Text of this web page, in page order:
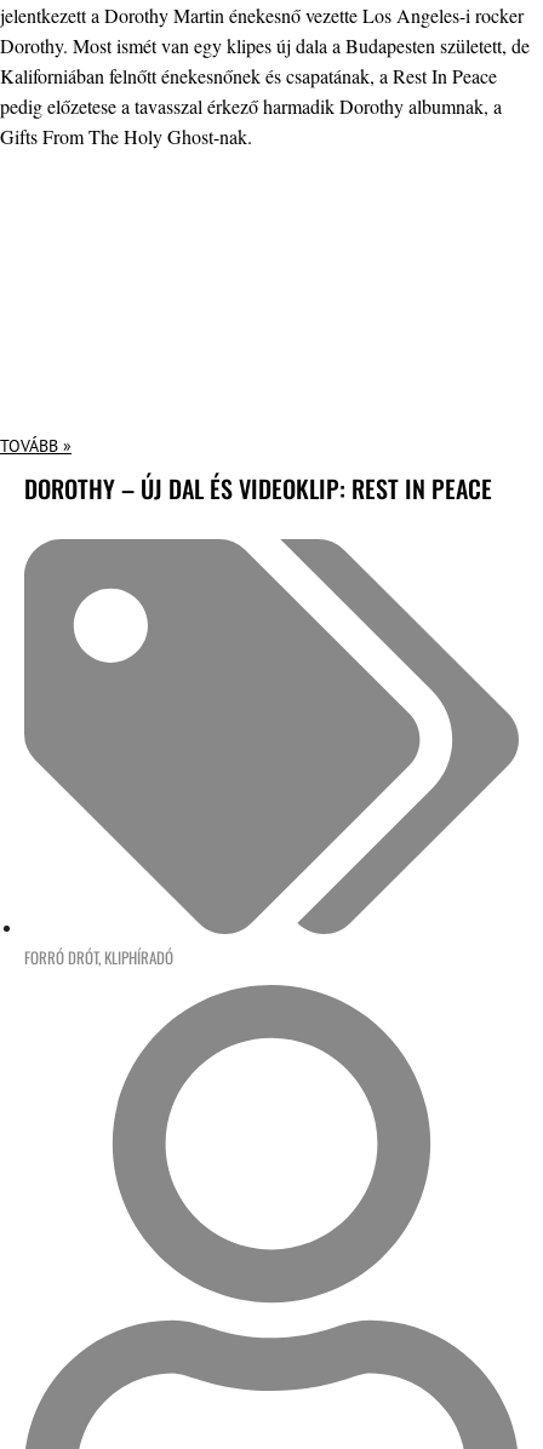
jelentkezett a Dorothy Martin énekesnő vezette Los Angeles-i rocker
Dorothy. Most ismét van egy klipes új dala a Budapesten született, de
Kaliforniában felnőtt énekesnőnek és csapatának, a Rest In Peace
pedig előzetese a tavasszal érkező harmadik Dorothy albumnak, a
Gifts From The Holy Ghost-nak.
TOVÁBB »
DOROTHY – ÚJ DAL ÉS VIDEOKLIP: REST IN PEACE
FORRÓ DRÓT, KLIPHÍRADÓ